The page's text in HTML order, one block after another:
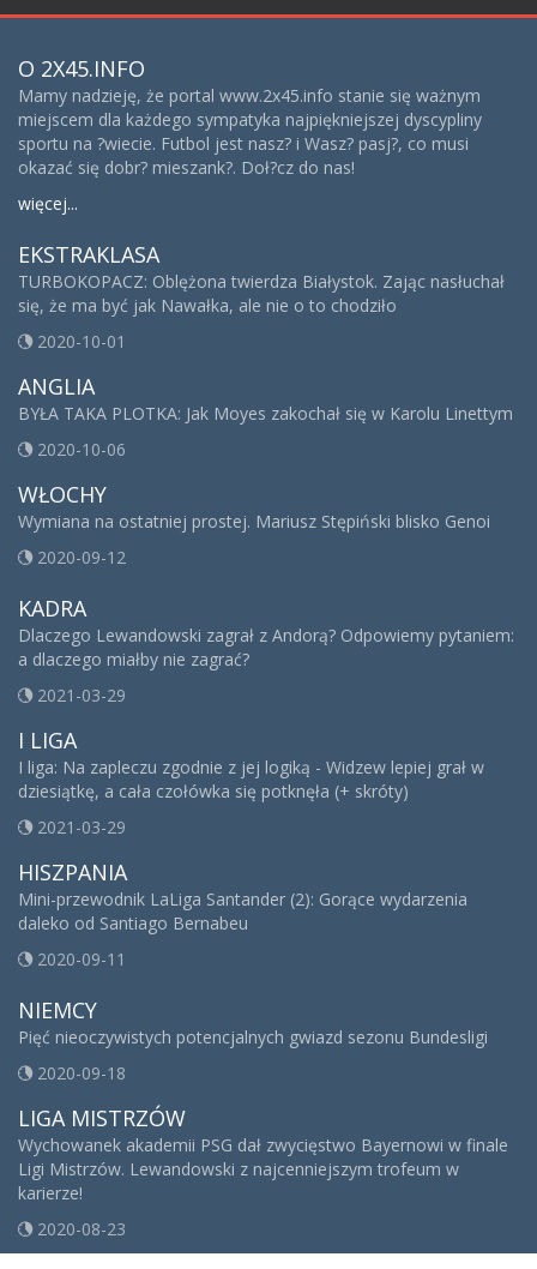
O 2X45.INFO
Mamy nadzieję, że portal www.2x45.info stanie się ważnym
miejscem dla każdego sympatyka najpiękniejszej dyscypliny
sportu na ?wiecie. Futbol jest nasz? i Wasz? pasj?, co musi
okazać się dobr? mieszank?. Doł?cz do nas!
więcej...
EKSTRAKLASA
TURBOKOPACZ: Oblężona twierdza Białystok. Zając nasłuchał
się, że ma być jak Nawałka, ale nie o to chodziło
2020-10-01
ANGLIA
BYŁA TAKA PLOTKA: Jak Moyes zakochał się w Karolu Linettym
2020-10-06
WŁOCHY
Wymiana na ostatniej prostej. Mariusz Stępiński blisko Genoi
2020-09-12
KADRA
Dlaczego Lewandowski zagrał z Andorą? Odpowiemy pytaniem:
a dlaczego miałby nie zagrać?
2021-03-29
I LIGA
I liga: Na zapleczu zgodnie z jej logiką - Widzew lepiej grał w
dziesiątkę, a cała czołówka się potknęła (+ skróty)
2021-03-29
HISZPANIA
Mini-przewodnik LaLiga Santander (2): Gorące wydarzenia
daleko od Santiago Bernabeu
2020-09-11
NIEMCY
Pięć nieoczywistych potencjalnych gwiazd sezonu Bundesligi
2020-09-18
LIGA MISTRZÓW
Wychowanek akademii PSG dał zwycięstwo Bayernowi w finale
Ligi Mistrzów. Lewandowski z najcenniejszym trofeum w
karierze!
2020-08-23